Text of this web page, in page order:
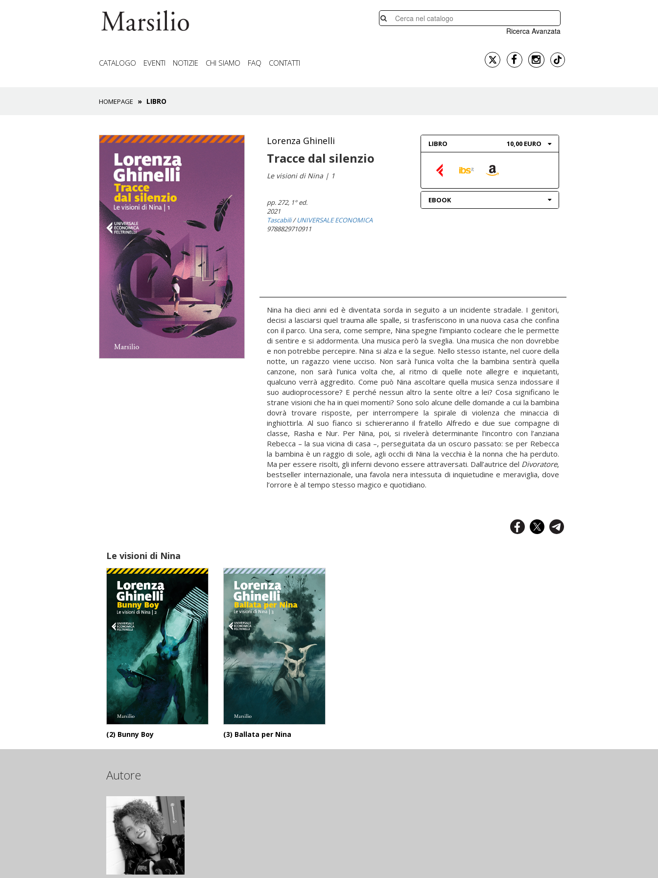
Ricerca Avanzata
CATALOGO EVENTI NOTIZIE CHI SIAMO FAQ CONTATTI
HOMEPAGE LIBRO
Lorenza Ghinelli
Tracce dal silenzio
Le visioni di Nina | 1
pp. 272, 1° ed.
2021
Tascabili/UNIVERSALE ECONOMICA
9788829710911
LIBRO 10,00 EURO
EBOOK
Nina ha dieci anni ed è diventata sorda in seguito a un incidente stradale. I genitori,
decisi a lasciarsi quel trauma alle spalle, si trasferiscono in una nuova casa che confina
con il parco. Una sera, come sempre, Nina spegne l’impianto cocleare che le permette
di sentire e si addormenta. Una musica però la sveglia. Una musica che non dovrebbe
e non potrebbe percepire. Nina si alza e la segue. Nello stesso istante, nel cuore della
notte, un ragazzo viene ucciso. Non sarà l’unica volta che la bambina sentirà quella
canzone, non sarà l’unica volta che, al ritmo di quelle note allegre e inquietanti,
qualcuno verrà aggredito. Come può Nina ascoltare quella musica senza indossare il
suo audioprocessore? E perché nessun altro la sente oltre a lei? Cosa significano le
strane visioni che ha in quei momenti? Sono solo alcune delle domande a cui la bambina
dovrà trovare risposte, per interrompere la spirale di violenza che minaccia di
inghiottirla. Al suo fianco si schiereranno il fratello Alfredo e due sue compagne di
classe, Rasha e Nur. Per Nina, poi, si rivelerà determinante l’incontro con l’anziana
Rebecca – la sua vicina di casa –, perseguitata da un oscuro passato: se per Rebecca
la bambina è un raggio di sole, agli occhi di Nina la vecchia è la nonna che ha perduto.
Ma per essere risolti, gli inferni devono essere attraversati. Dall’autrice del Divoratore,
bestseller internazionale, una favola nera intessuta di inquietudine e meraviglia, dove
l’orrore è al tempo stesso magico e quotidiano.
Le visioni di Nina
(2) Bunny Boy (3) Ballata per Nina
Autore